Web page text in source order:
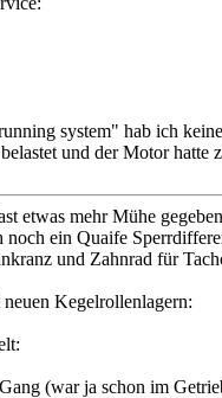
system" hab ich
und der Motor hatte
etwas mehr Mühe
ein Quaife
und Zahnrad für
Kegelrollenlagern:
(war ja schon im